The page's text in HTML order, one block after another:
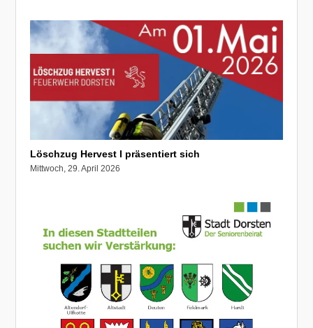
Löschzug Hervest I präsentiert sich
Mittwoch, 29. April 2026